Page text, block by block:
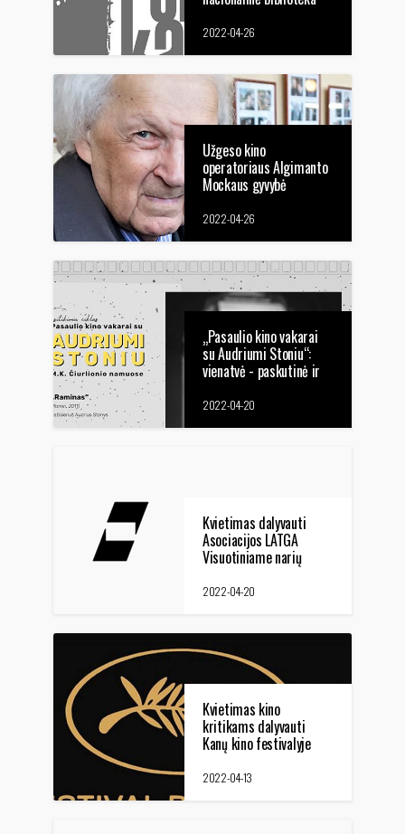
Kalantos metus su
lietuviškais filmais bei
2022-04-26
Užgeso kino
operatoriaus Algimanto
Mockaus gyvybė
2022-04-26
„Pasaulio kino vakarai
su Audriumi Stoniu“:
vienatvė - paskutinė ir
2022-04-20
Kvietimas dalyvauti
Asociacijos LATGA
Visuotiniame narių
2022-04-20
Kvietimas kino
kritikams dalyvauti
Kanų kino festivalyje
2022-04-13